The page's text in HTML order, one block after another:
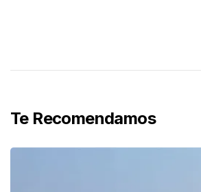
Te Recomendamos